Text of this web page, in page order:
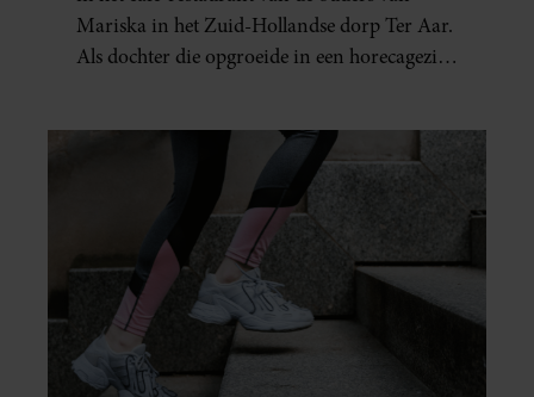
Mariska in het Zuid-Hollandse dorp Ter Aar.
Als dochter die opgroeide in een horecagezin